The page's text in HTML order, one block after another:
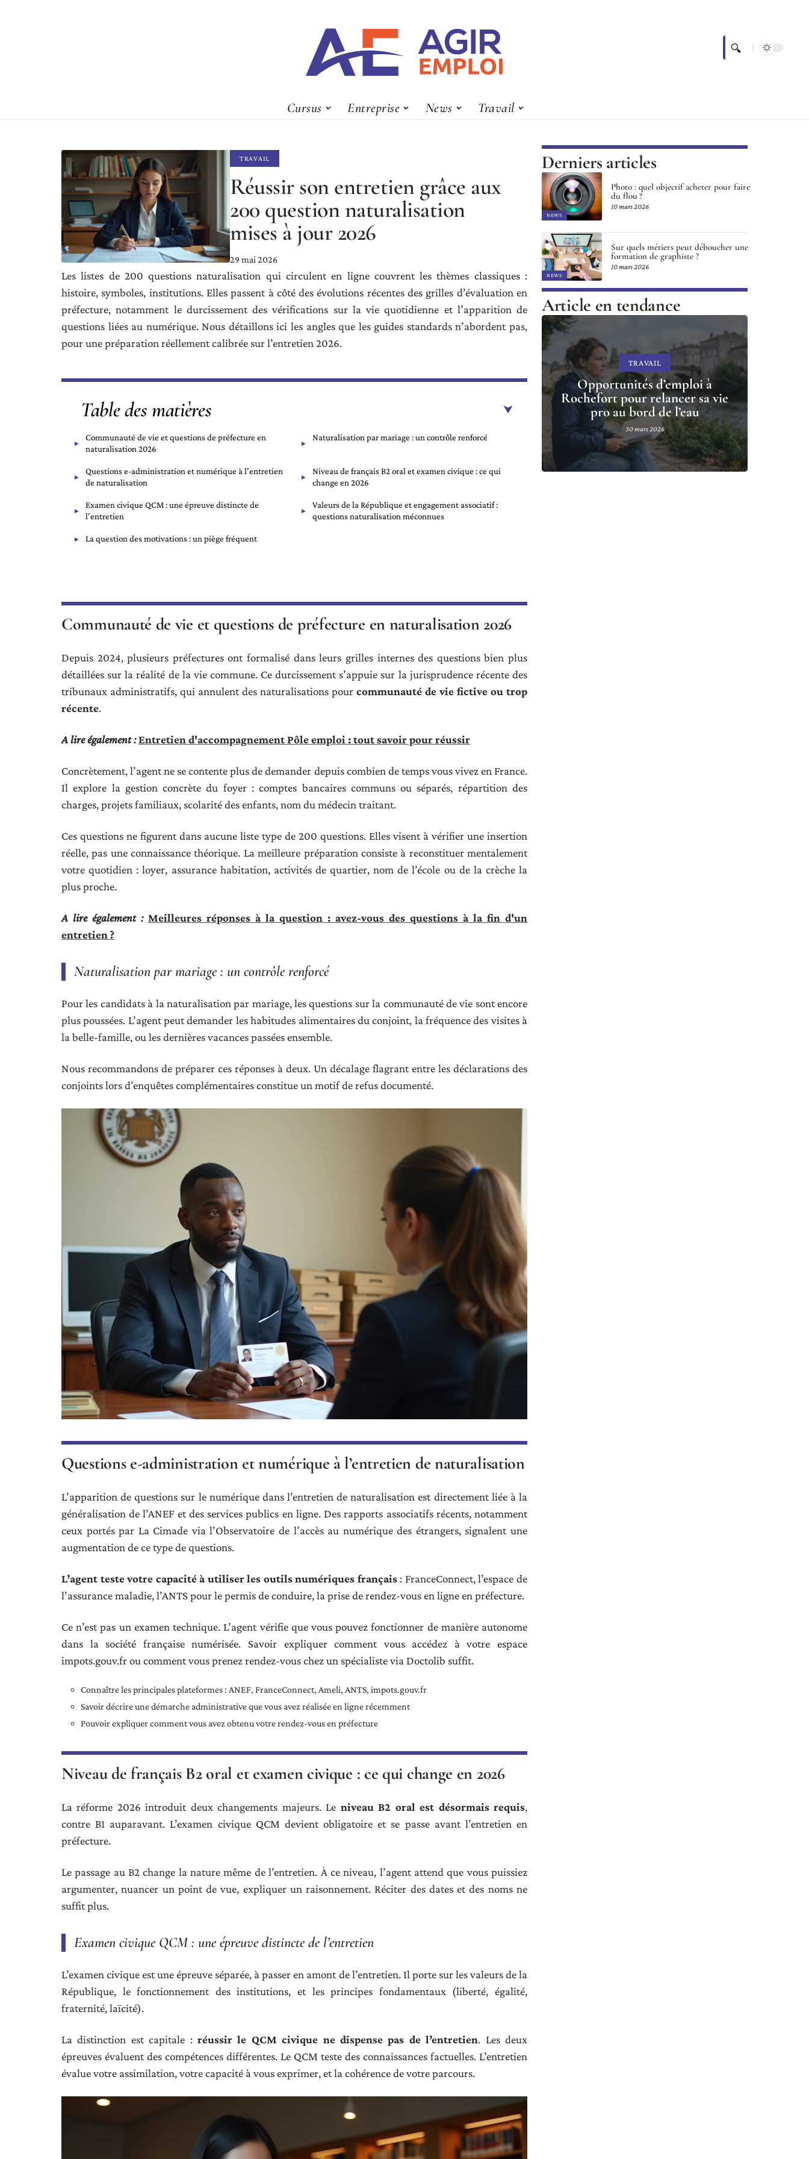
Cursus Entreprise News Travail
TRAVAIL
Réussir son entretien grâce aux
200 question naturalisation
mises à jour 2026
29 mai 2026
Les listes de 200 questions naturalisation qui circulent en ligne couvrent les thèmes classiques :
histoire, symboles, institutions. Elles passent à côté des évolutions récentes des grilles d’évaluation en
préfecture, notamment le durcissement des vérifications sur la vie quotidienne et l’apparition de
questions liées au numérique. Nous détaillons ici les angles que les guides standards n’abordent pas,
pour une préparation réellement calibrée sur l’entretien 2026.
Table des matières
Communauté de vie et questions de préfecture en
naturalisation 2026
Naturalisation par mariage : un contrôle renforcé
Questions e-administration et numérique à l’entretien
de naturalisation
Niveau de français B2 oral et examen civique : ce qui
change en 2026
Examen civique QCM : une épreuve distincte de
l’entretien
Valeurs de la République et engagement associatif :
questions naturalisation méconnues
La question des motivations : un piège fréquent
Communauté de vie et questions de préfecture en naturalisation 2026
Depuis 2024, plusieurs préfectures ont formalisé dans leurs grilles internes des questions bien plus
détaillées sur la réalité de la vie commune. Ce durcissement s’appuie sur la jurisprudence récente des
tribunaux administratifs, qui annulent des naturalisations pour communauté de vie fictive ou trop
récente.
A lire également :Entretien d'accompagnement Pôle emploi : tout savoir pour réussir
Concrètement, l’agent ne se contente plus de demander depuis combien de temps vous vivez en France.
Il explore la gestion concrète du foyer : comptes bancaires communs ou séparés, répartition des
charges, projets familiaux, scolarité des enfants, nom du médecin traitant.
Ces questions ne figurent dans aucune liste type de 200 questions. Elles visent à vérifier une insertion
réelle, pas une connaissance théorique. La meilleure préparation consiste à reconstituer mentalement
votre quotidien : loyer, assurance habitation, activités de quartier, nom de l’école ou de la crèche la
plus proche.
A lire également : Meilleures réponses à la question : avez-vous des questions à la fin d'un
entretien ?
Naturalisation par mariage : un contrôle renforcé
Pour les candidats à la naturalisation par mariage, les questions sur la communauté de vie sont encore
plus poussées. L’agent peut demander les habitudes alimentaires du conjoint, la fréquence des visites à
la belle-famille, ou les dernières vacances passées ensemble.
Nous recommandons de préparer ces réponses à deux. Un décalage flagrant entre les déclarations des
conjoints lors d’enquêtes complémentaires constitue un motif de refus documenté.
Questions e-administration et numérique à l’entretien de naturalisation
L’apparition de questions sur le numérique dans l’entretien de naturalisation est directement liée à la
généralisation de l’ANEF et des services publics en ligne. Des rapports associatifs récents, notamment
ceux portés par La Cimade via l’Observatoire de l’accès au numérique des étrangers, signalent une
augmentation de ce type de questions.
L’agent teste votre capacité à utiliser les outils numériques français: FranceConnect, l’espace de
l’assurance maladie, l’ANTS pour le permis de conduire, la prise de rendez-vous en ligne en préfecture.
Ce n’est pas un examen technique. L’agent vérifie que vous pouvez fonctionner de manière autonome
dans la société française numérisée. Savoir expliquer comment vous accédez à votre espace
impots.gouv.fr ou comment vous prenez rendez-vous chez un spécialiste via Doctolib suffit.
Connaître les principales plateformes : ANEF, FranceConnect, Ameli, ANTS, impots.gouv.fr
Savoir décrire une démarche administrative que vous avez réalisée en ligne récemment
Pouvoir expliquer comment vous avez obtenu votre rendez-vous en préfecture
Niveau de français B2 oral et examen civique : ce qui change en 2026
La réforme 2026 introduit deux changements majeurs. Le niveau B2 oral est désormais requis,
contre B1 auparavant. L’examen civique QCM devient obligatoire et se passe avant l’entretien en
préfecture.
Le passage au B2 change la nature même de l’entretien. À ce niveau, l’agent attend que vous puissiez
argumenter, nuancer un point de vue, expliquer un raisonnement. Réciter des dates et des noms ne
suffit plus.
Examen civique QCM : une épreuve distincte de l’entretien
L’examen civique est une épreuve séparée, à passer en amont de l’entretien. Il porte sur les valeurs de la
République, le fonctionnement des institutions, et les principes fondamentaux (liberté, égalité,
fraternité, laïcité).
La distinction est capitale : réussir le QCM civique ne dispense pas de l’entretien. Les deux
épreuves évaluent des compétences différentes. Le QCM teste des connaissances factuelles. L’entretien
évalue votre assimilation, votre capacité à vous exprimer, et la cohérence de votre parcours.
Derniers articles
NEWS
Photo : quel objectif acheter pour faire
du flou ?
10 mars 2026
NEWS
Sur quels métiers peut déboucher une
formation de graphiste ?
10 mars 2026
Article en tendance
TRAVAIL
Opportunités d’emploi à
Rochefort pour relancer sa vie
pro au bord de l’eau
30 mars 2026